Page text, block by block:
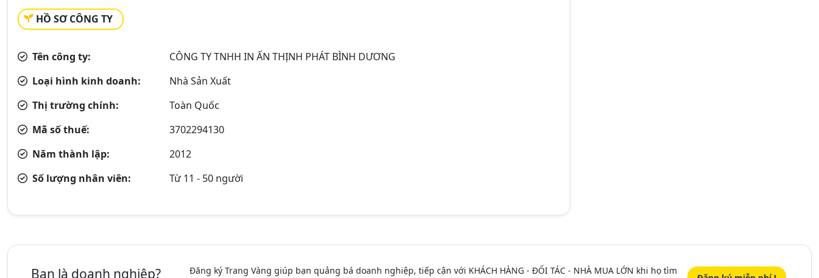
HỒ SƠ CÔNG TY
Tên công ty:
CÔNG TY TNHH IN ẤN THỊNH PHÁT BÌNH DƯƠNG
Loại hình kinh doanh:
Nhà Sản Xuất
Thị trường chính:
Toàn Quốc
Mã số thuế:
3702294130
Năm thành lập:
2012
Số lượng nhân viên:
Từ 11 - 50 người
Bạn là doanh nghiệp?
Đăng ký Trang Vàng giúp bạn quảng bá doanh nghiệp, tiếp cận với KHÁCH HÀNG - ĐỐI TÁC - NHÀ MUA LỚN khi họ tìm